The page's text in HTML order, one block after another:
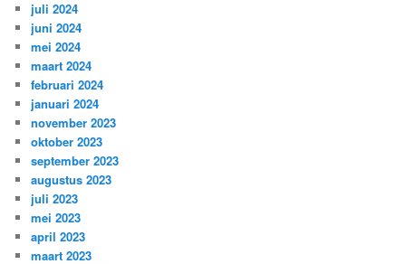
juli 2024
juni 2024
mei 2024
maart 2024
februari 2024
januari 2024
november 2023
oktober 2023
september 2023
augustus 2023
juli 2023
mei 2023
april 2023
maart 2023